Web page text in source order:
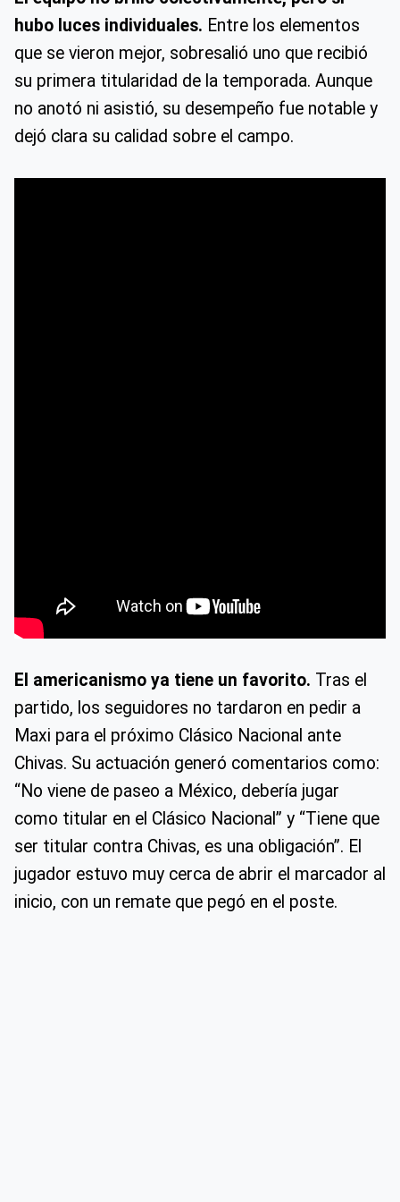
hubo luces individuales. Entre los elementos
que se vieron mejor, sobresalió uno que recibió
su primera titularidad de la temporada. Aunque
no anotó ni asistió, su desempeño fue notable y
dejó clara su calidad sobre el campo.
El americanismo ya tiene un favorito. Tras el
partido, los seguidores no tardaron en pedir a
Maxi para el próximo Clásico Nacional ante
Chivas. Su actuación generó comentarios como:
“No viene de paseo a México, debería jugar
como titular en el Clásico Nacional” y “Tiene que
ser titular contra Chivas, es una obligación”. El
jugador estuvo muy cerca de abrir el marcador al
inicio, con un remate que pegó en el poste.